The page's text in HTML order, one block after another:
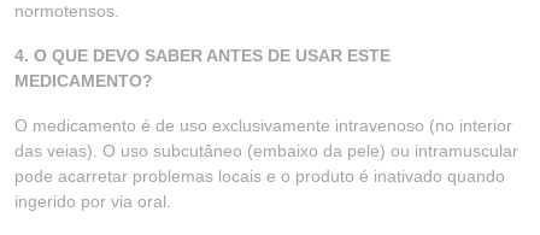
normotensos.
4. O QUE DEVO SABER ANTES DE USAR ESTE
MEDICAMENTO?
O medicamento é de uso exclusivamente intravenoso (no interior
das veias). O uso subcutâneo (embaixo da pele) ou intramuscular
pode acarretar problemas locais e o produto é inativado quando
ingerido por via oral.